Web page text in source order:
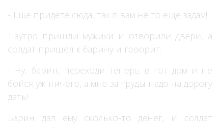
- Еще придете сюда, так я вам не то еще задам!
Наутро пришли мужики и отворили двери, а
солдат пришел к барину и говорит:
- Ну, барин, переходи теперь в тот дом и не
бойся уж ничего, а мне за труды надо на дорогу
дать!
Барин дал ему сколько-то денег, и солдат